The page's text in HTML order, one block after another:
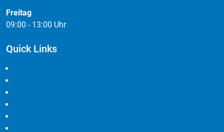
Freitag
09:00 - 13:00 Uhr
Quick Links